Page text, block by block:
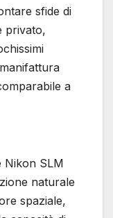
sfide di
privato,
a
Nikon SLM
naturale
spaziale,